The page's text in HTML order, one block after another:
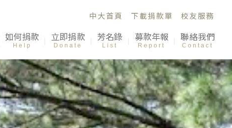
中大首頁 下載捐款單 校友服務
如何捐款
Help
立即捐款
Donate
芳名錄
List
募款年報
Report
聯絡我們
Contact